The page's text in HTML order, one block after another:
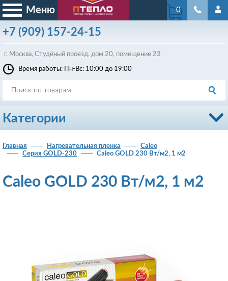
Меню
+7 (909) 157-24-15
г. Москва, Студёный проезд, дом 20, помещение 23
0
Время работы: Пн-Вс: 10:00 до 19:00
Категории
Главная Нагревательная пленка
Caleo
Серия GOLD-230
Caleo GOLD 230 Вт/м2, 1 м2
Caleo GOLD 230 Вт/м2, 1 м2